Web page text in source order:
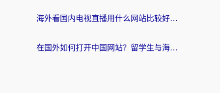
海外看国内电视直播用什么网站比较好？一篇解决你所有追剧难题的实用指南
在国外如何打开中国网站？留学生与海外华人的无缝访问指南